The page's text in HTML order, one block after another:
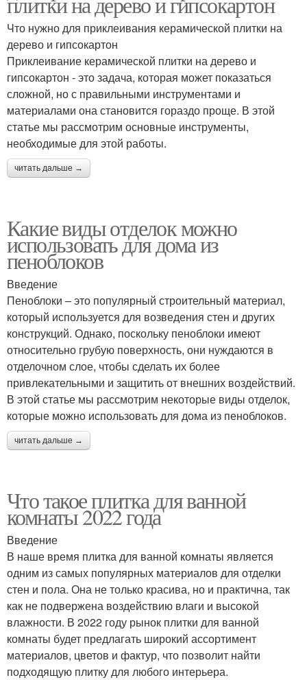
Что нужно для приклеивания керамической плитки на
дерево и гипсокартон
Приклеивание керамической плитки на дерево и
гипсокартон - это задача, которая может показаться
сложной, но с правильными инструментами и
материалами она становится гораздо проще. В этой
статье мы рассмотрим основные инструменты,
необходимые для этой работы.
читать дальше →
Какие виды отделок можно
использовать для дома из
пеноблоков
Введение
Пеноблоки – это популярный строительный материал,
который используется для возведения стен и других
конструкций. Однако, поскольку пеноблоки имеют
относительно грубую поверхность, они нуждаются в
отделочном слое, чтобы сделать их более
привлекательными и защитить от внешних воздействий.
В этой статье мы рассмотрим некоторые виды отделок,
которые можно использовать для дома из пеноблоков.
читать дальше →
Что такое плитка для ванной
комнаты 2022 года
Введение
В наше время плитка для ванной комнаты является
одним из самых популярных материалов для отделки
стен и пола. Она не только красива, но и практична, так
как не подвержена воздействию влаги и высокой
влажности. В 2022 году рынок плитки для ванной
комнаты будет предлагать широкий ассортимент
материалов, цветов и фактур, что позволит найти
подходящую плитку для любого интерьера.